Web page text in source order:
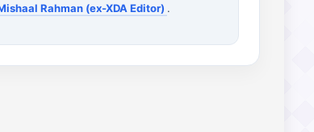
Rahman (ex-XDA Editor) .